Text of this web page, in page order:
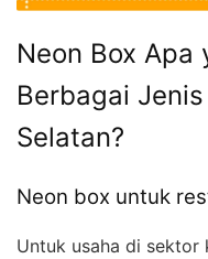
Neon Box Apa
Berbagai
Selatan?
Neon box untuk
Untuk usaha di